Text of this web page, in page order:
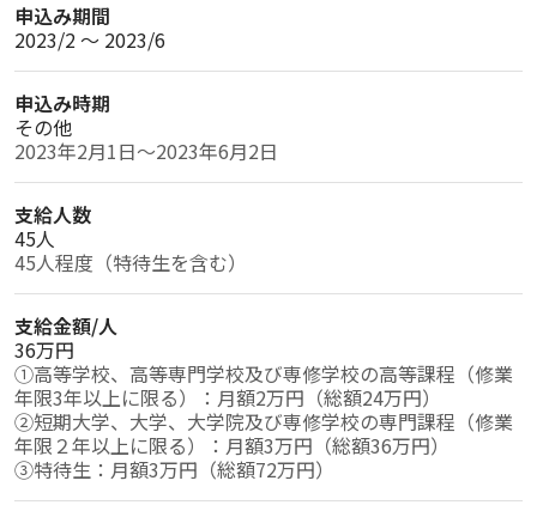
申込み期間
2023/2 〜 2023/6
申込み時期
その他
2023年2月1日～2023年6月2日
支給人数
45人
支給金額/人
36万円
①高等学校、高等専門学校及び専修学校の高等課程（修業
年限3年以上に限る）：月額2万円（総額24万円）
②短期大学、大学、大学院及び専修学校の専門課程（修業
年限２年以上に限る）：月額3万円（総額36万円）
③特待生：月額3万円（総額72万円）